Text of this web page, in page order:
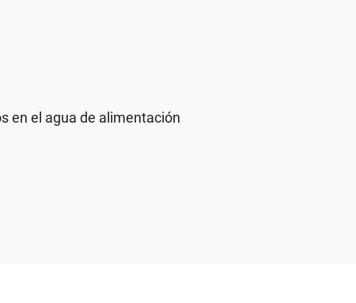
en el agua de alimentación